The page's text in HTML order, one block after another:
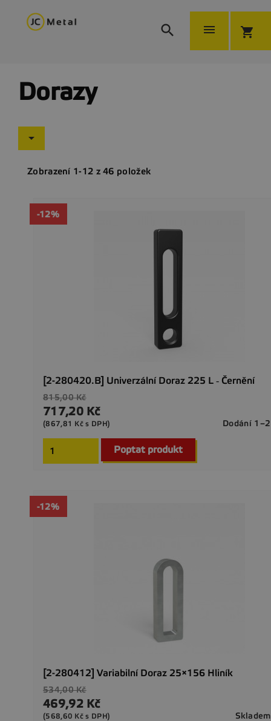
  shopping_cart
Dorazy

Zobrazení 1-12 z 46 položek
[2-280420.B] Univerzální Doraz 225 L ‐ Černění
Běžná
cena
815,00 Kč
-12%
Cena
717,20 Kč
Dodání
(867,81 Kč s DPH)
Poptat produkt
[2-280412] Variabilní Doraz 25×156 Hliník
Běžná
cena
534,00 Kč
-12%
Cena
469,92 Kč
Skladem
(568,60 Kč s DPH)